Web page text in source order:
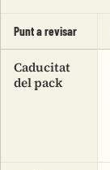
Punt a revisar
Caducitat
del pack